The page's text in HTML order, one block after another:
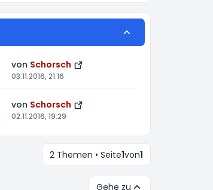
von Schorsch
03.11.2016, 21:16
von Schorsch
02.11.2016, 19:29
2 Themen • Seite1von1
Gehe zu